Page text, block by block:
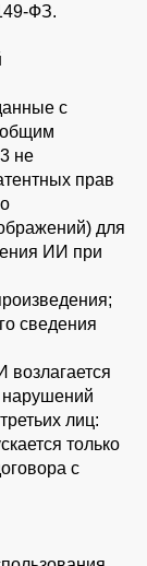
ФЗ.
с
не
прав
для
ИИ при
сведения
возлагается
нарушений
лиц:
только
с